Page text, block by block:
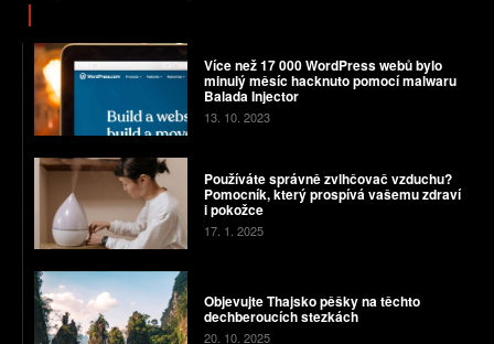
Více než 17 000 WordPress webů bylo
minulý měsíc hacknuto pomocí malwaru
Balada Injector
13. 10. 2023
Používáte správně zvlhčovač vzduchu?
Pomocník, který prospívá vašemu zdraví
i pokožce
17. 1. 2025
Objevujte Thajsko pěšky na těchto
dechberoucích stezkách
20. 10. 2025